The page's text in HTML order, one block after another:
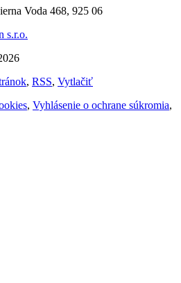
Voda 468, 925 06
s.r.o.
, RSS, Vytlačiť
, Vyhlásenie o ochrane súkromia,